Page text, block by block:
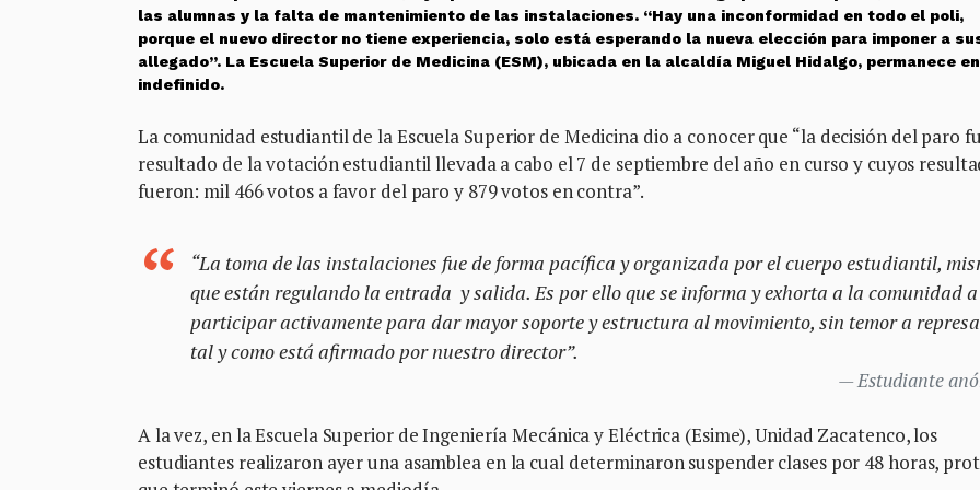
las alumnas y la falta de mantenimiento de las instalaciones. “Hay una inconformidad en todo el poli,
porque el nuevo director no tiene experiencia, solo está esperando la nueva elección para imponer a
allegado”. La Escuela Superior de Medicina (ESM), ubicada en la alcaldía Miguel Hidalgo, permanece
indefinido.
La comunidad estudiantil de la Escuela Superior de Medicina dio a conocer que “la decisión del paro
resultado de la votación estudiantil llevada a cabo el 7 de septiembre del año en curso y cuyos
fueron: mil 466 votos a favor del paro y 879 votos en contra”.
“La toma de las instalaciones fue de forma pacífica y organizada por el cuerpo estudiantil,
que están regulando la entrada y salida. Es por ello que se informa y exhorta a la comunidad a
participar activamente para dar mayor soporte y estructura al movimiento, sin temor a
tal y como está afirmado por nuestro director”.
Estudiante
A la vez, en la Escuela Superior de Ingeniería Mecánica y Eléctrica (Esime), Unidad Zacatenco, los
estudiantes realizaron ayer una asamblea en la cual determinaron suspender clases por 48 horas,